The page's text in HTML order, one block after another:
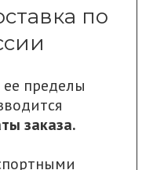
по
пределы
заказа.